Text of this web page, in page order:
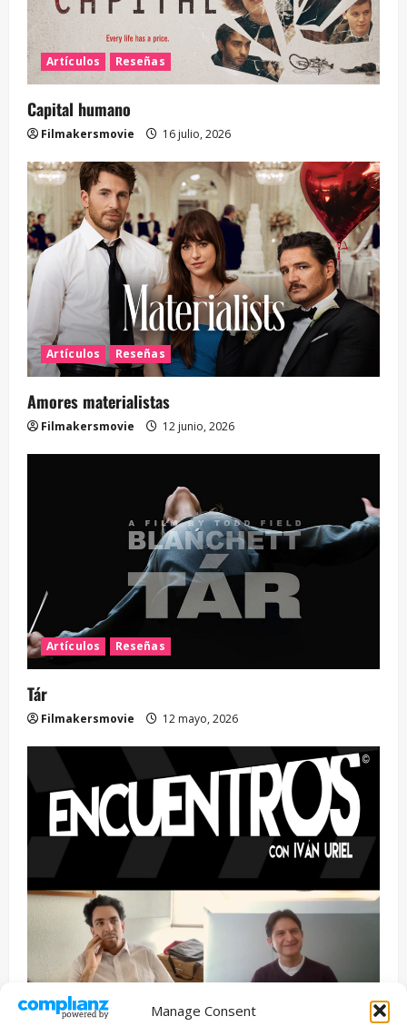
Manage Consent
Artículos Reseñas
Capital humano
Filmakersmovie 16 julio, 2026
Artículos Reseñas
Amores materialistas
Filmakersmovie 12 junio, 2026
Artículos Reseñas
Tár
Filmakersmovie 12 mayo, 2026
Entrevista Series